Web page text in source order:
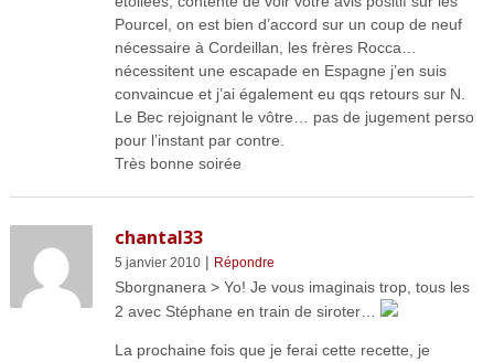
Pourcel, on est bien d’accord sur un coup de neuf
nécessaire à Cordeillan, les frères Rocca…
nécessitent une escapade en Espagne j’en suis
convaincue et j’ai également eu qqs retours sur N.
Le Bec rejoignant le vôtre… pas de jugement perso
pour l’instant par contre.
Très bonne soirée
chantal33
5 janvier 2010| Répondre
Sborgnanera > Yo! Je vous imaginais trop, tous les
2 avec Stéphane en train de siroter…
La prochaine fois que je ferai cette recette, je